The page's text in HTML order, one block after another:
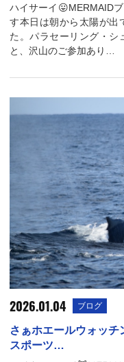
ハイサーイ😛MERMAID
す本日は朝から太陽が出
た。パラセーリング・シ
と、沢山のご参加あり…
2026.01.04 ブログ
さぁホエールウォッ
スポーツ…